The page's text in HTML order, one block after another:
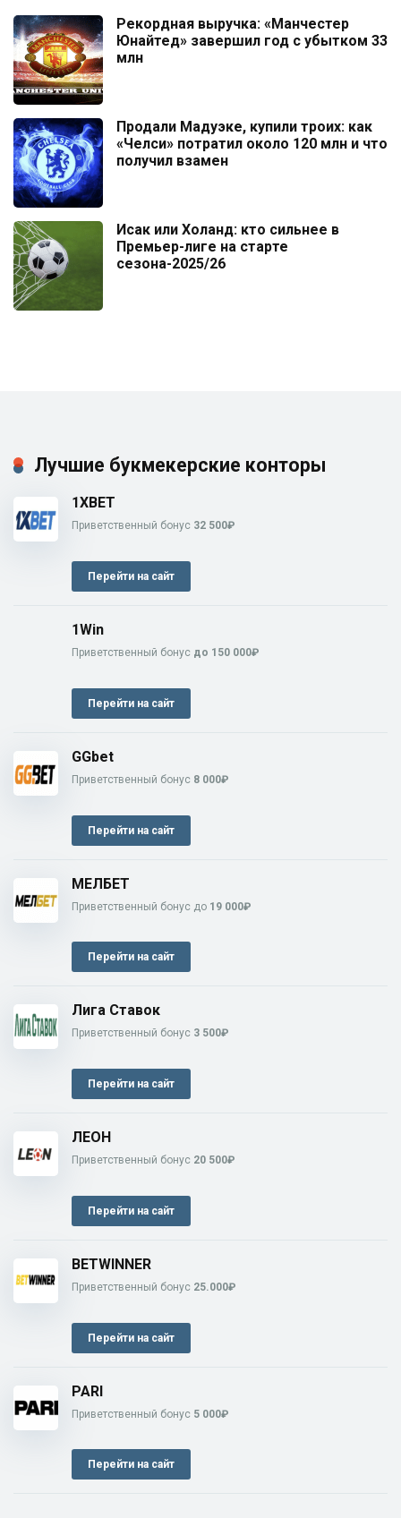
Рекордная выручка: «Манчестер
Юнайтед» завершил год с убытком 33
млн
Продали Мадуэке, купили троих: как
«Челси» потратил около 120 млн и что
получил взамен
Исак или Холанд: кто сильнее в
Премьер-лиге на старте
сезона-2025/26
Лучшие букмекерские конторы
1XBET
Приветственный бонус 32 500₽
Перейти на сайт
1Win
Приветственный бонус до 150 000₽
Перейти на сайт
GGbet
Приветственный бонус 8 000₽
Перейти на сайт
МЕЛБЕТ
Приветственный бонус до 19 000₽
Перейти на сайт
Лига Ставок
Приветственный бонус 3 500₽
Перейти на сайт
ЛЕОН
Приветственный бонус 20 500₽
Перейти на сайт
BETWINNER
Приветственный бонус 25.000₽
Перейти на сайт
PARI
Приветственный бонус 5 000₽
Перейти на сайт